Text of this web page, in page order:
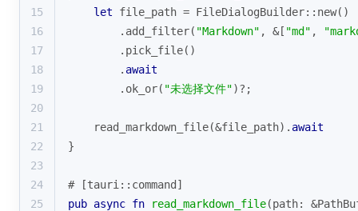
15
let file_path = FileDialogBuilder::new()
16
        .add_filter(
"Markdown" , &[ "md" ,
17
        .pick_file()
18
        .
await
19
        .ok_or(
"未选择文件")?;
20
21
    read_markdown_file(&file_path).
await
22
}
23
24
# [tauri::command]
25
pub async fn read_markdown_file(path: